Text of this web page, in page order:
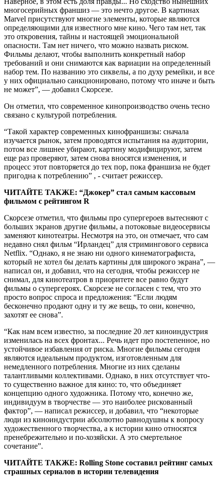
многосерийных франшиз — это нечто другое. В картинах
Marvel присутствуют многие элементы, которые являются
определяющими для известного мне кино. Чего там нет, так
это откровения, тайны и настоящей эмоциональной
опасности. Там нет ничего, что можно назвать риском.
Фильмы делают, чтобы выполнить конкретный набор
требований и они снимаются как вариации на определенный
набор тем. По названию это сиквелы, а по духу ремейки, и все
у них официально санкционировано, потому что иначе и быть
не может”, — добавил Скорсезе.
Он отметил, что современное кинопроизводство очень тесно
связано с культурой потребления.
“Такой характер современных кинофраншизы: сначала
изучается рынок, затем проводятся испытания на аудитории,
потом все лишнее убирают, картину модифицируют, затем
еще раз проверяют, затем снова вносятся изменения, и
процесс этот повторяется до тех пор, пока франшиза не будет
пригодна к потреблению” , - считает режиссер.
ЧИТАЙТЕ ТАКЖЕ: “Джокер” стал самым кассовым
фильмом с рейтингом R
Скорсезе отметил, что фильмы про супергероев вытесняют с
больших экранов другие фильмы, а потоковые видеосервисы
заменяют кинотеатры. Несмотря на это, он отмечает, что сам
недавно снял фильм “Ирландец” для стримингового сервиса
Netflix. “Однако, я не знаю ни одного кинематографиста,
который не хотел бы делать картины для широкого экрана”, —
написал он, и добавил, что на сегодня, чтобы режиссер не
снимал, для кинотеатров в приоритете все равно будут
фильмы о супергероях. Скорсезе не согласен с тем, что это
просто вопрос спроса и предложения: “Если людям
бесконечно продают одну и ту же вещь, то они, конечно,
захотят ее снова”.
“Как нам всем известно, за последние 20 лет киноиндустрия
изменилась на всех фронтах... Речь идет про постепенное, но
устойчивое избавления от риска. Многие фильмы сегодня
являются идеальным продуктом, изготовленным для
немедленного потребления. Многие из них сделаны
талантливыми коллективами. Однако, в них отсутствует что-
то существенно важное для кино: то, что объединяет
концепцию одного художника. Потому что, конечно же,
индивидуум в творчестве — это наиболее рискованный
фактор”, — написал режиссер, и добавил, что “некоторые
люди из киноиндустрии абсолютно равнодушны к вопросу
художественного творчества, а к истории кино относятся
пренебрежительно и по-хозяйски. А это смертельное
сочетание”.
ЧИТАЙТЕ ТАКЖЕ: Rolling Stone составил рейтинг самых
страшных сериалов в истории телевидения